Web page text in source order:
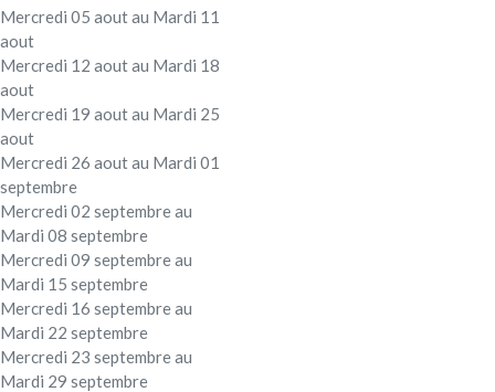
Mercredi 05 aout au Mardi 11
aout
Mercredi 12 aout au Mardi 18
aout
Mercredi 19 aout au Mardi 25
aout
Mercredi 26 aout au Mardi 01
septembre
Mercredi 02 septembre au
Mardi 08 septembre
Mercredi 09 septembre au
Mardi 15 septembre
Mercredi 16 septembre au
Mardi 22 septembre
Mercredi 23 septembre au
Mardi 29 septembre